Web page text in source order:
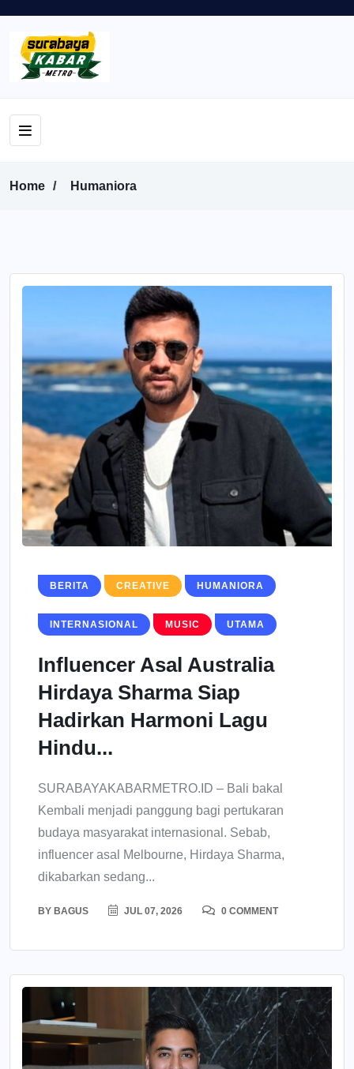
Home Humaniora
BERITA CREATIVE HUMANIORA
INTERNASIONAL MUSIC UTAMA
Influencer Asal Australia
Hirdaya Sharma Siap
Hadirkan Harmoni Lagu
Hindu...
SURABAYAKABARMETRO.ID – Bali bakal
Kembali menjadi panggung bagi pertukaran
budaya masyarakat internasional. Sebab,
influencer asal Melbourne, Hirdaya Sharma,
dikabarkan sedang...
BY BAGUS JUL 07, 2026 0 COMMENT